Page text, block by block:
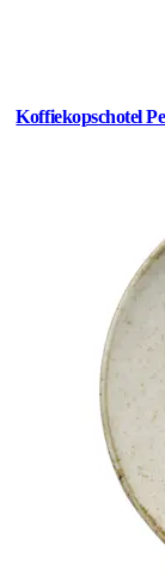
Koffiekopschotel